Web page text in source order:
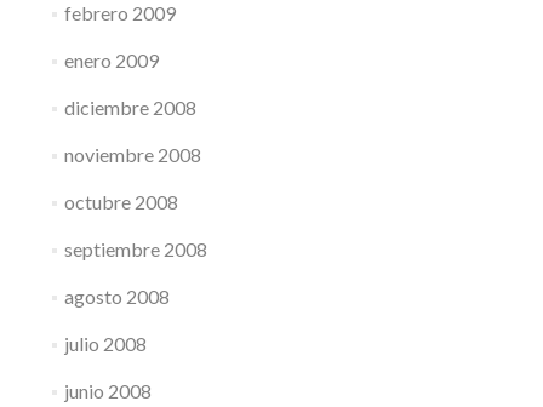
febrero 2009
enero 2009
diciembre 2008
noviembre 2008
octubre 2008
septiembre 2008
agosto 2008
julio 2008
junio 2008